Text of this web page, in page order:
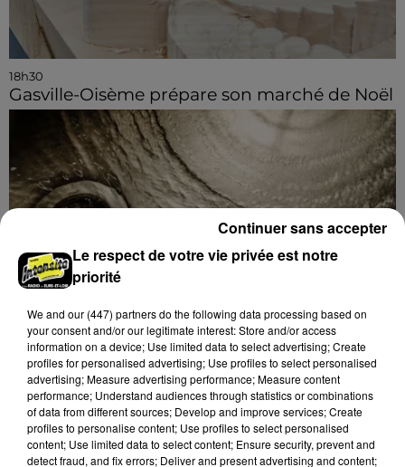
18h30
Gasville-Oisème prépare son marché de Noël
15h26
Ça gronde dans les tuyauteries de
Mainvilliers
Le respect de votre vie privée est notre
priorité
We and our (447) partnersdo the following data processing based on
your consent and/or our legitimate interest: Store and/or access
information on a device; Use limited data to select advertising; Create
profiles for personalised advertising; Use profiles to select personalised
advertising; Measure advertising performance; Measure content
performance; Understand audiences through statistics or combinations
of data from different sources; Develop and improve services; Create
profiles to personalise content; Use profiles to select personalised
content; Use limited data to select content; Ensure security, prevent and
detect fraud, and fix errors; Deliver and present advertising and content;
Continuer sans accepter